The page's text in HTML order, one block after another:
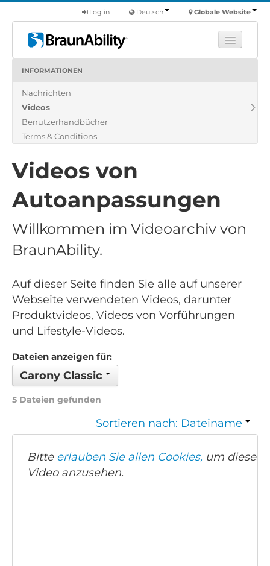
Globale Website
Deutsch
Log in
Produkte
Über uns
Finde einen Händler
INFORMATIONEN
Nachrichten
Videos
Benutzerhandbücher
Terms & Conditions
Videos von
Autoanpassungen
Willkommen im Videoarchiv von
BraunAbility.
Auf dieser Seite finden Sie alle auf unserer
Webseite verwendeten Videos, darunter
Produktvideos, Videos von Vorführungen
und Lifestyle-Videos.
Dateien anzeigen für:
Carony Classic
5 Dateien gefunden
Sortieren nach: Dateiname
Bitte erlauben Sie allen Cookies, um dieses
Video anzusehen.